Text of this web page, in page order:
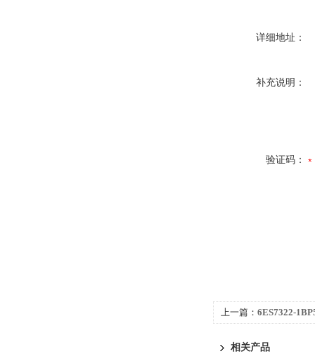
详细地址：
补充说明：
验证码：
上一篇： 6ES7322-
相关产品